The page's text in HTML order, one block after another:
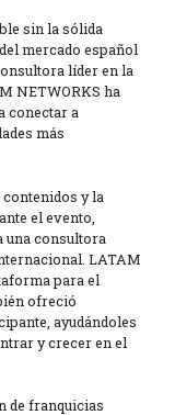
sin la sólida
mercado español
líder en la
NETWORKS ha
conectar a
más
y la
el evento,
una consultora
LATAM
para el
ofreció
ayudándoles
y crecer en el
de franquicias